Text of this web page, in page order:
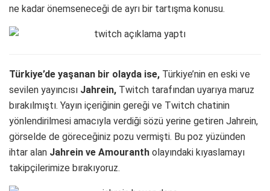
ne kadar önemseneceği de ayrı bir tartışma konusu.
Türkiye’de yaşanan bir olayda ise, Türkiye’nin en eski ve
sevilen yayıncısı Jahrein, Twitch tarafından uyarıya maruz
bırakılmıştı. Yayın içeriğinin gereği ve Twitch chatinin
yönlendirilmesi amacıyla verdiği sözü yerine getiren Jahrein,
görselde de göreceğiniz pozu vermişti. Bu poz yüzünden
ihtar alan Jahrein ve Amouranth olayındaki kıyaslamayı
takipçilerimize bırakıyoruz.